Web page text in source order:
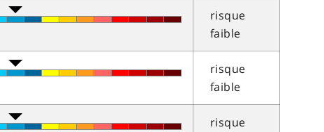
risque
faible
risque
faible
risque